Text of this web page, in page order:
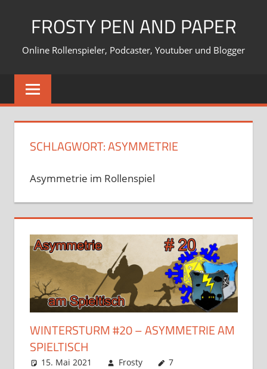
FROSTY PEN AND PAPER
Online Rollenspieler, Podcaster, Youtuber und Blogger
SCHLAGWORT:ASYMMETRIE
Asymmetrie im Rollenspiel
WINTERSTURM #20 – ASYMMETRIE AM
SPIELTISCH
15. Mai 2021 Frosty
7